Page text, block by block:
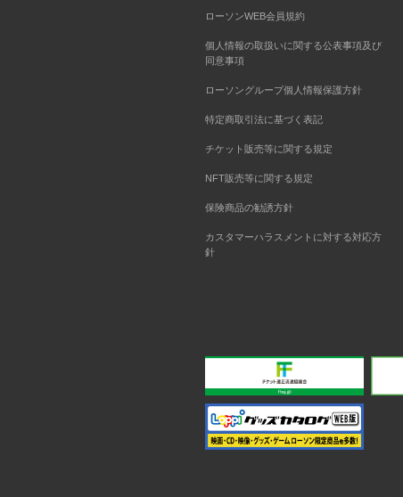
ローソンWEB会員規約
個人情報の取扱いに関する公表事項及び
同意事項
ローソングループ個人情報保護方針
特定商取引法に基づく表記
チケット販売等に関する規定
NFT販売等に関する規定
保険商品の勧誘方針
カスタマーハラスメントに対する対応方
針